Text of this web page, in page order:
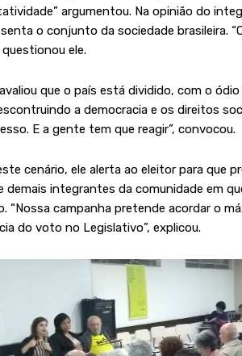
argumentou. Na opinião do
o conjunto da sociedade brasileira.
questionou ele.
que o país está dividido, com o
a democracia e os direitos
E a gente tem que reagir”, convocou.
cenário, ele alerta ao eleitor para que
demais integrantes da comunidade em
“Nossa campanha pretende acordar o
do voto no Legislativo”, explicou.